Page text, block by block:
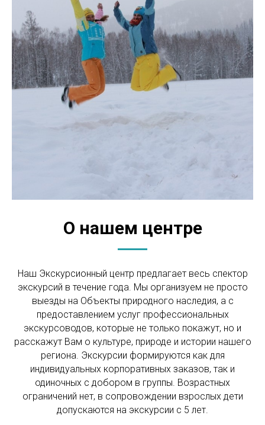
О нашем центре
Наш Экскурсионный центр предлагает весь спектор
экскурсий в течение года. Мы организуем не просто
выезды на Объекты природного наследия, а с
предоставлением услуг профессиональных
экскурсоводов, которые не только покажут, но и
расскажут Вам о культуре, природе и истории нашего
региона. Экскурсии формируются как для
индивидуальных корпоративных заказов, так и
одиночных с добором в группы. Возрастных
ограничений нет, в сопровождении взрослых дети
допускаются на экскурсии с 5 лет.